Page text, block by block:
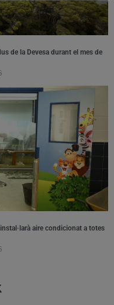
de la Devesa durant el mes de
aire condicionat a totes